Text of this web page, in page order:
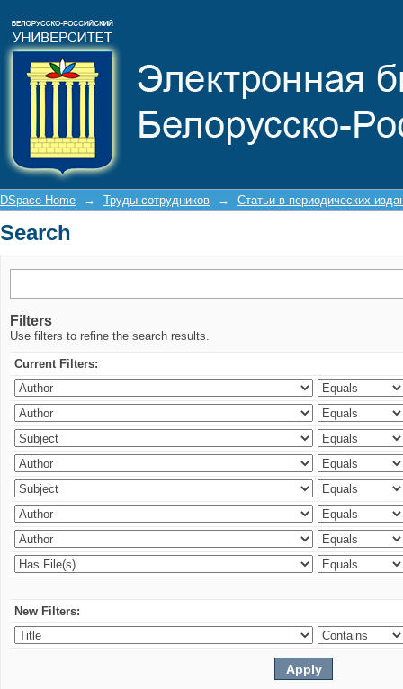
DSpace Home → Труды сотрудников → Статьи в периодических
Search
Filters
Use filters to refine the search results.
Current Filters:
New Filters: